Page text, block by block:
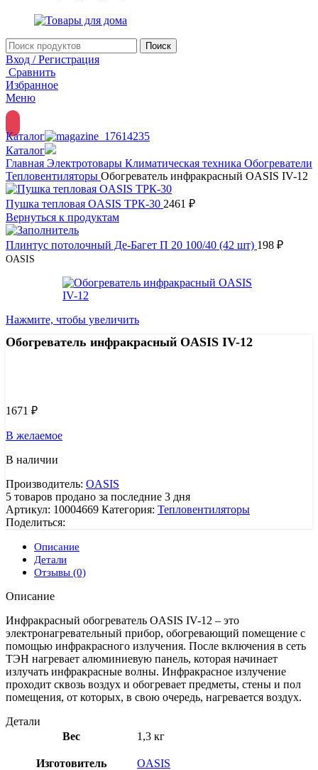
Поиск
Вход / Регистрация
Сравнить
Избранное
Меню
Каталог
Каталог
Главная Электротовары Климатическая техника Обогреватели
Тепловентиляторы Обогреватель инфракрасный ОASIS IV-12
Пушка тепловая OASIS ТРК-30 2461 ₽
Вернуться к продуктам
Плинтус потолочный Де-Багет П 20 100/40 (42 шт) 198 ₽
OASIS
Нажмите, чтобы увеличить
Обогреватель инфракрасный ОASIS IV-12
1671 ₽
В желаемое
В наличии
Производитель: OASIS
5 товаров продано за последние 3 дня
Артикул: 10004669 Категория: Тепловентиляторы
Поделиться:
Описание
Детали
Отзывы (0)
Описание
Инфракрасный обогреватель OASIS IV-12 – это
электронагревательный прибор, обогревающий помещение с
помощью инфракрасного излучения. После включения в сеть
ТЭН нагревает алюминиевую панель, которая начинает
излучать инфракрасные волны. Инфракрасное излучение
проходит сквозь воздух и обогревает предметы, стены и пол
помещения, от которых, в свою очередь, нагревается воздух.
Детали
Вес
1,3 кг
Изготовитель OASIS